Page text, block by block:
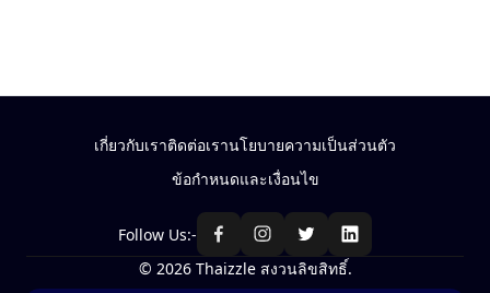
เกี่ยวกับเราติดต่อเรานโยบายความเป็นส่วนตัว
ข้อกำหนดและเงื่อนไข
Follow Us:-
© 2026 Thaizzle สงวนลิขสิทธิ์.